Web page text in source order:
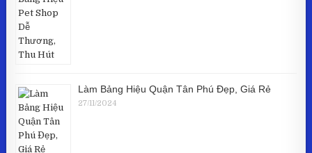
Làm Bảng Hiệu Quận Tân Phú Đẹp, Giá Rẻ
27/11/2024